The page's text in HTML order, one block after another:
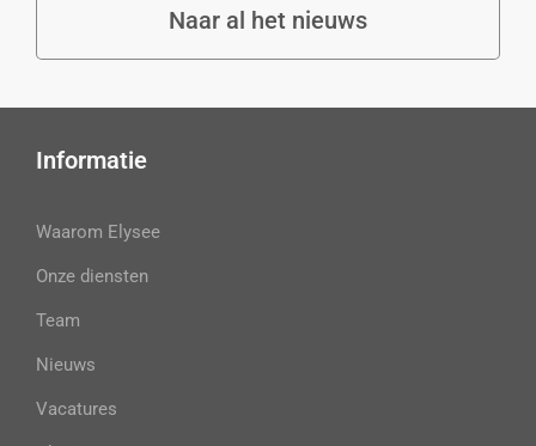
Naar al het nieuws
Informatie
Waarom Elysee
Onze diensten
Team
Nieuws
Vacatures